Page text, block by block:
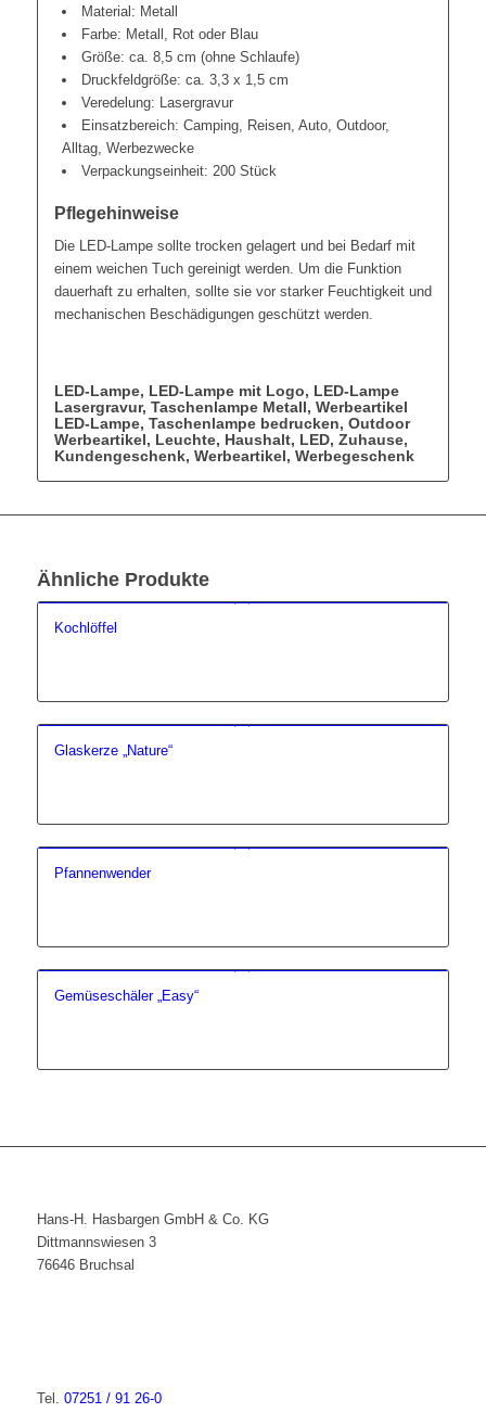
Material: Metall
Farbe: Metall, Rot oder Blau
Größe: ca. 8,5 cm (ohne Schlaufe)
Druckfeldgröße: ca. 3,3 x 1,5 cm
Veredelung: Lasergravur
Einsatzbereich: Camping, Reisen, Auto, Outdoor,
Alltag, Werbezwecke
Verpackungseinheit: 200 Stück
Pflegehinweise
Die LED-Lampe sollte trocken gelagert und bei Bedarf mit
einem weichen Tuch gereinigt werden. Um die Funktion
dauerhaft zu erhalten, sollte sie vor starker Feuchtigkeit und
mechanischen Beschädigungen geschützt werden.
LED-Lampe, LED-Lampe mit Logo, LED-Lampe
Lasergravur, Taschenlampe Metall, Werbeartikel
LED-Lampe, Taschenlampe bedrucken, Outdoor
Werbeartikel, Leuchte, Haushalt, LED, Zuhause,
Kundengeschenk, Werbeartikel, Werbegeschenk
Ähnliche Produkte
Kochlöffel
Glaskerze „Nature“
Pfannenwender
Gemüseschäler „Easy“
Hans-H. Hasbargen GmbH & Co. KG
Dittmannswiesen 3
76646 Bruchsal
Tel. 07251 / 91 26-0